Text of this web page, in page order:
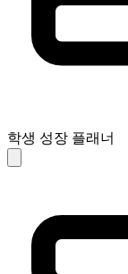
학생 성장 플래너